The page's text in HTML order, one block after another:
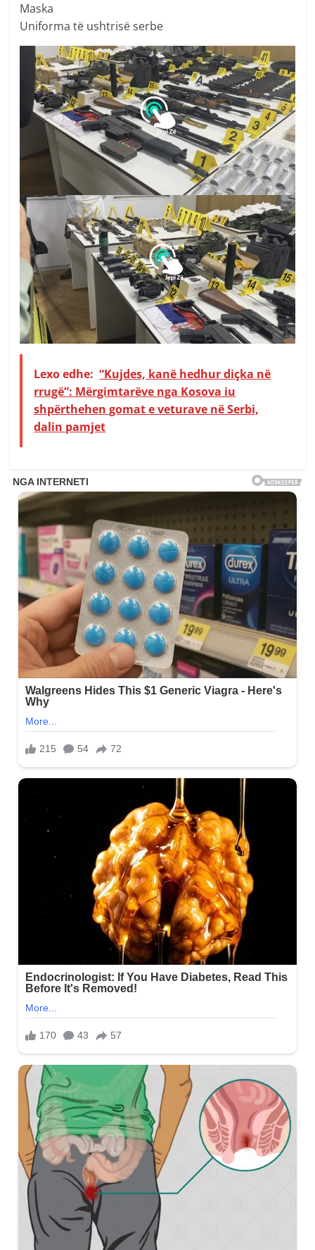
Maska
Uniforma të ushtrisë serbe
Lexo edhe: “Kujdes, kanë hedhur diçka në
rrugë”: Mërgimtarëve nga Kosova iu
shpërthehen gomat e veturave në Serbi,
dalin pamjet